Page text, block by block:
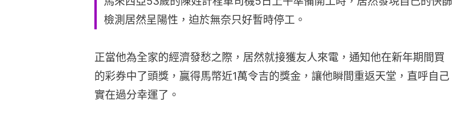
檢測居然呈陽性，迫於無奈只好暫時停工。
正當他為全家的經濟發愁之際，居然就接獲友人來電，通知他在新年期間買
的彩券中了頭獎，贏得馬幣近1萬令吉的獎金，讓他瞬間重返天堂，直呼自己
實在過分幸運了。